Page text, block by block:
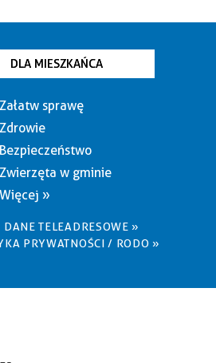
DLA MIESZKAŃCA
Załatw sprawę
Zdrowie
Bezpieczeństwo
Zwierzęta w gminie
Więcej »
DANE TELEADRESOWE »
PRYWATNOŚCI / RODO »